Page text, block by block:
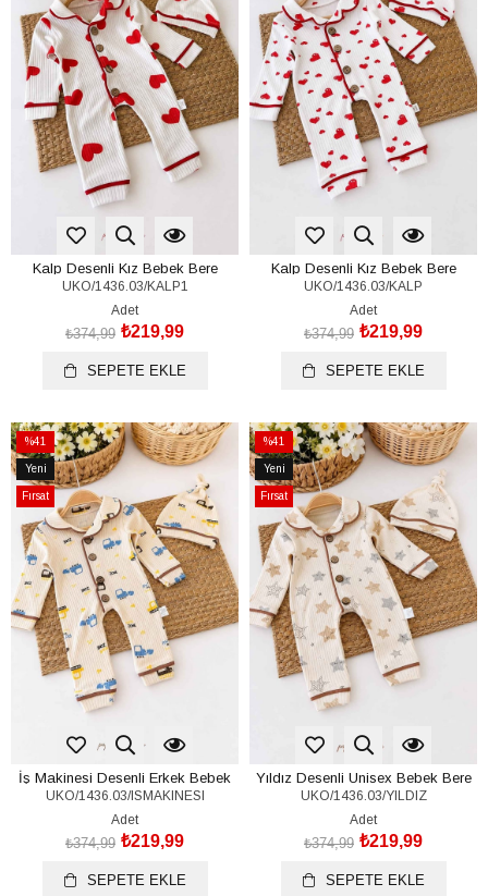
Ürünü
Kalp Desenli Kız Bebek Bere
Tulum Set (%100 Pamuk)(0-3/6-9
Ay)
UKO/1436.03/KALP1
Adet
₺219,99
₺374,99
SEPETE EKLE
Ürünü
Kalp Desenli Kız Bebek Bere
Tulum Set (%100 Pamuk)(0-3/6-9
Ay)
UKO/1436.03/KALP
Adet
₺219,99
₺374,99
SEPETE EKLE
%41
İndirim
%41İndirim
Yeni
Ürün
Fırsat
Ürünü
İş Makinesi Desenli Erkek Bebek
Bere Tulum Set (%100 Pamuk)(0-
3/6-9 Ay)
UKO/1436.03/ISMAKINESI
Adet
₺219,99
₺374,99
SEPETE EKLE
%41
İndirim
%41İndirim
Yeni
Ürün
Fırsat
Ürünü
Yıldız Desenli Unisex Bebek Bere
Tulum Set (%100 Pamuk)(0-3/6-9
Ay)
UKO/1436.03/YILDIZ
Adet
₺219,99
₺374,99
SEPETE EKLE